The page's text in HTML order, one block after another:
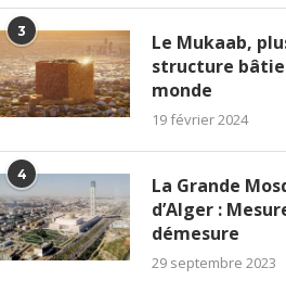
3
Le Mukaab,
structure bâtie
monde
19 février 2024
4
La Grande
d’Alger :
démesure
29 septembre 2023